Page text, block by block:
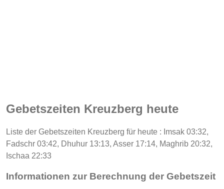
Gebetszeiten Kreuzberg heute
Liste der Gebetszeiten Kreuzberg für heute : Imsak 03:32,
Fadschr 03:42, Dhuhur 13:13, Asser 17:14, Maghrib 20:32,
Ischaa 22:33
Informationen zur Berechnung der Gebetszeit